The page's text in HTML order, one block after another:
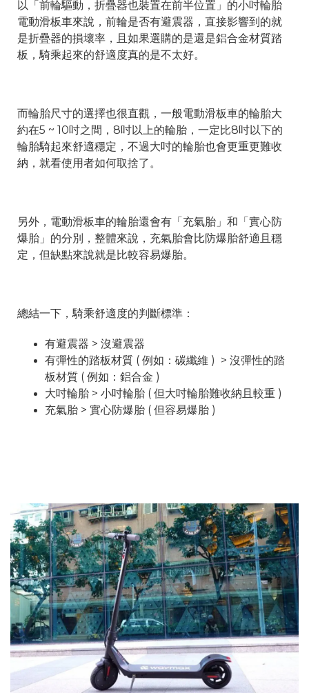
以「前輪驅動，折疊器也裝置在前半位置」的小吋輪胎
電動滑板車來說，前輪是否有避震器，直接影響到的就
是折疊器的損壞率，且如果選購的是還是鋁合金材質踏
板，騎乘起來的舒適度真的是不太好。
而輪胎尺寸的選擇也很直觀，一般電動滑板車的輪胎大
約在5 ~ 10吋之間，8吋以上的輪胎，一定比8吋以下的
輪胎騎起來舒適穩定，不過大吋的輪胎也會更重更難收
納，就看使用者如何取捨了。
另外，電動滑板車的輪胎還會有「充氣胎」和「實心防
爆胎」的分別，整體來說，充氣胎會比防爆胎舒適且穩
定，但缺點來說就是比較容易爆胎。
總結一下，騎乘舒適度的判斷標準：
有避震器 > 沒避震器
有彈性的踏板材質 ( 例如：碳纖維 ) > 沒彈性的踏
板材質 ( 例如：鋁合金 )
大吋輪胎 > 小吋輪胎 ( 但大吋輪胎難收納且較重 )
充氣胎 > 實心防爆胎 ( 但容易爆胎 )